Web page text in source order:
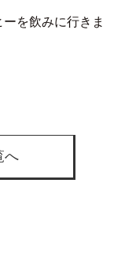
を飲みに行きま
へ